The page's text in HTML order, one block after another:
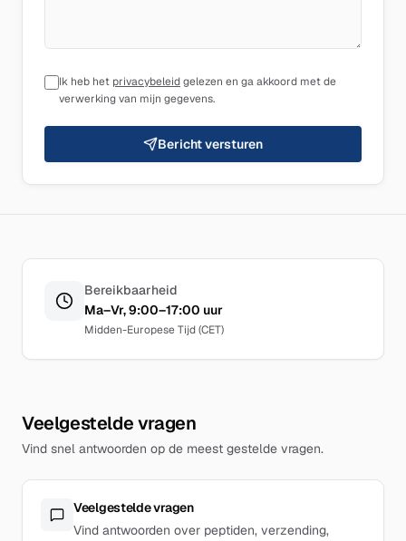
Ik heb het privacybeleidgelezen en ga akkoord met de
verwerking van mijn gegevens.
Bericht versturen
Bereikbaarheid
Ma–Vr, 9:00–17:00 uur
Midden-Europese Tijd (CET)
Veelgestelde vragen
Vind snel antwoorden op de meest gestelde vragen.
Veelgestelde vragen
Vind antwoorden over peptiden, verzending,